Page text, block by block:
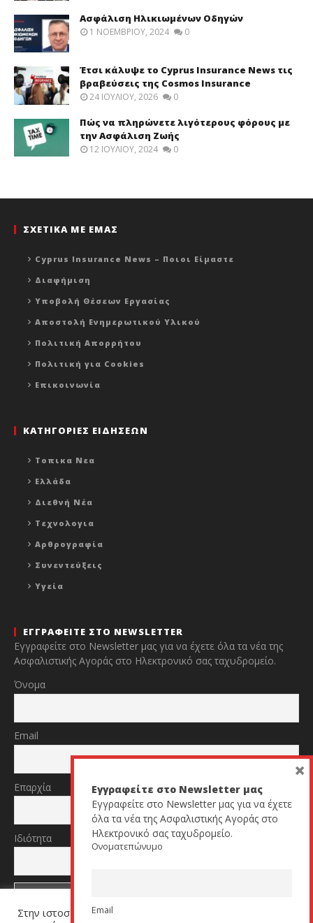
Ασφάλιση Ηλικιωμένων Οδηγών
1 ΝΟΕΜΒΡΊΟΥ, 2024 0
Έτσι κάλυψε το Cyprus Insurance News τις
βραβεύσεις της Cosmos Insurance
24 ΙΟΥΛΊΟΥ, 2026 0
Πώς να πληρώνετε λιγότερους φόρους με
την Ασφάλιση Ζωής
12 ΙΟΥΛΊΟΥ, 2024 0
ΣΧΕΤΙΚΑ ΜΕ ΕΜΑΣ
Cyprus Insurance News – Ποιοι Είμαστε
Διαφήμιση
Υποβολή Θέσεων Εργασίας
Αποστολή Ενημερωτικού Υλικού
Πολιτική Απορρήτου
Πολιτική για Cookies
Επικοινωνία
ΚΑΤΗΓΟΡΙΕΣ ΕΙΔΗΣΕΩΝ
Τοπικα Νεα
Ελλάδα
Διεθνή Νέα
Τεχνολογια
Αρθρογραφία
Συνεντεύξεις
Υγεία
ΕΓΓΡΑΦΕΙΤΕ ΣΤΟ NEWSLETTER
Εγγραφείτε στο Newsletter μας για να έχετε όλα τα νέα της
Ασφαλιστικής Αγοράς στο Ηλεκτρονικό σας ταχυδρομείο.
Όνομα
Email
Επαρχία
Ιδιότητα
Στην ιστοσελίδα μας χρησιμοποιούμε cookies για να σας
Εγγραφείτε στο Newsletter μας
Εγγραφείτε στο Newsletter μας για να έχετε
όλα τα νέα της Ασφαλιστικής Αγοράς στο
Ηλεκτρονικό σας ταχυδρομείο.
Ονοματεπώνυμο
Email
×